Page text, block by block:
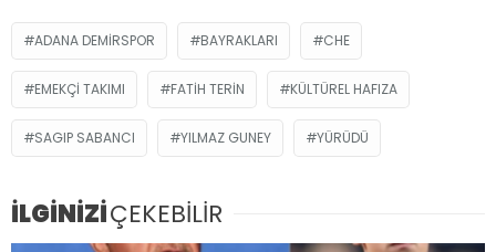
ADANA DEMIRSPOR BAYRAKLARI CHE
EMEKÇI TAKIMI FATIH TERIN KÜLTÜREL HAFIZA
SAGIP SABANCI YILMAZ GUNEY YÜRÜDÜ
İLGİNİZİÇEKEBİLİR